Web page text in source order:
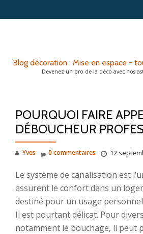
Blog décoration : Mise en espace -
Devenez un pro de la déco avec nos
POURQUOI FAIRE
DÉBOUCHEUR
Yves 12
0 commentaires
Le système de canalisation est
assurent le confort dans un
destiné pour un usage
Il est pourtant délicat. Pour
notamment le bouchage, il peut